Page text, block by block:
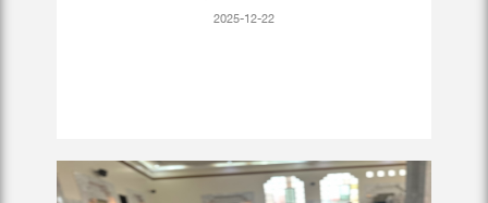
2025-12-22